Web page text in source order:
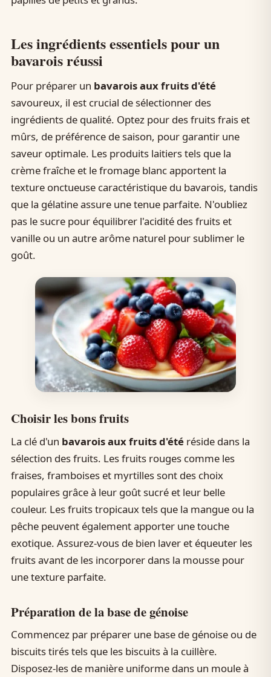
Les ingrédients essentiels pour un
bavarois réussi
Pour préparer un bavarois aux fruits d'été
savoureux, il est crucial de sélectionner des
ingrédients de qualité. Optez pour des fruits frais et
mûrs, de préférence de saison, pour garantir une
saveur optimale. Les produits laitiers tels que la
crème fraîche et le fromage blanc apportent la
texture onctueuse caractéristique du bavarois, tandis
que la gélatine assure une tenue parfaite. N'oubliez
pas le sucre pour équilibrer l'acidité des fruits et
vanille ou un autre arôme naturel pour sublimer le
goût.
Choisir les bons fruits
La clé d'un bavarois aux fruits d'étéréside dans la
sélection des fruits. Les fruits rouges comme les
fraises, framboises et myrtilles sont des choix
populaires grâce à leur goût sucré et leur belle
couleur. Les fruits tropicaux tels que la mangue ou la
pêche peuvent également apporter une touche
exotique. Assurez-vous de bien laver et équeuter les
fruits avant de les incorporer dans la mousse pour
une texture parfaite.
Préparation de la base de génoise
Commencez par préparer une base de génoise ou de
biscuits tirés tels que les biscuits à la cuillère.
Disposez-les de manière uniforme dans un moule à